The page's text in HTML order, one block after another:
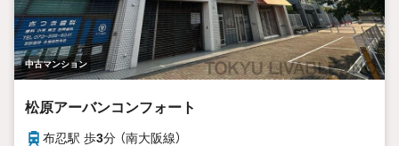
中古マンション
松原アーバンコンフォート
布忍駅 歩3分 （南大阪線）